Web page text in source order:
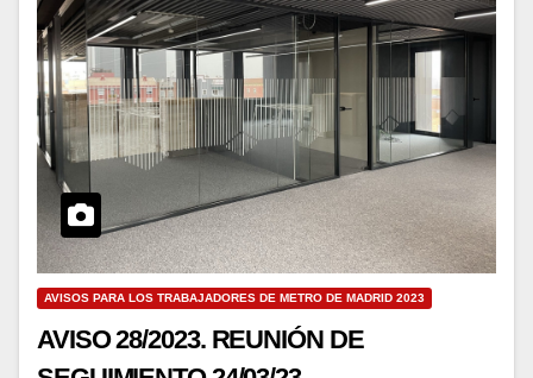
AVISOS PARA LOS TRABAJADORES DE METRO DE MADRID 2023
AVISO 28/2023. REUNIÓN DE